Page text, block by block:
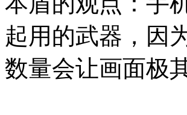
起用的武器，因
数量会让画面极